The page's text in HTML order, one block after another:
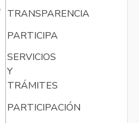
TRANSPARENCIA
PARTICIPA
SERVICIOS
Y
TRÁMITES
PARTICIPACIÓN